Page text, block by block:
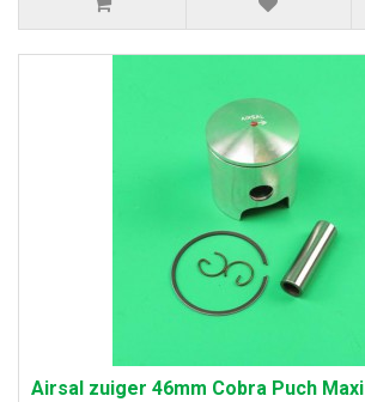
Airsal zuiger 46mm Cobra Puch Maxi